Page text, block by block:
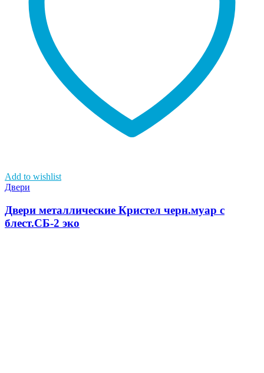
Add to wishlist
Двери
Двери металлические Кристел черн.муар с
блест.СБ-2 эко